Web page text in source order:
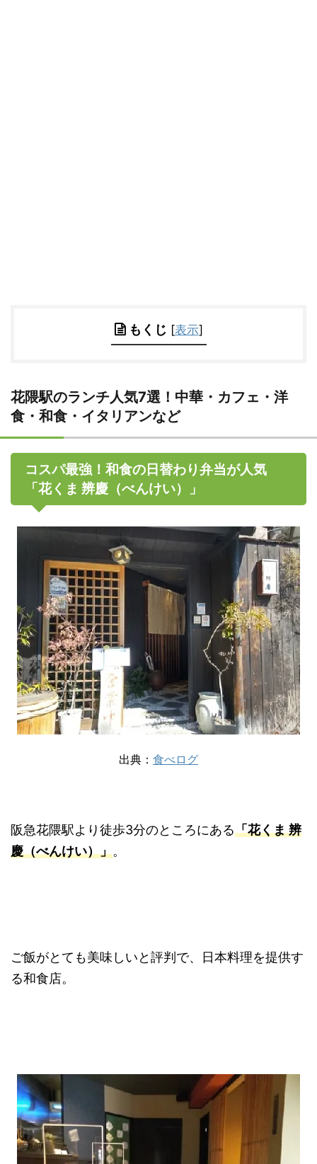
もくじ [表示]
花隈駅のランチ人気7選！中華・カフェ・洋
食・和食・イタリアンなど
コスパ最強！和食の日替わり弁当が人気
「花くま 辨慶（べんけい）」
出典： 食べログ
阪急花隈駅より徒歩3分のところにある「花くま 辨
慶（べんけい）」。
ご飯がとても美味しいと評判で、日本料理を提供す
る和食店。